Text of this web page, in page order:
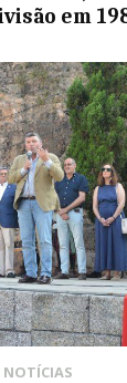
em
NOTÍCIAS